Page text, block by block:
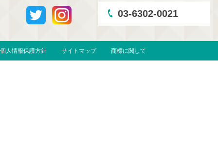
03-6302-0021
個人情報保護方針 サイトマップ 商標に関して